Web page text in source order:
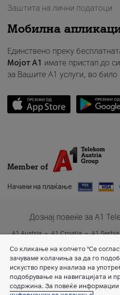
Заштита на лични податоци
Мобилна
Единствено преку
Мојот A1 имате пристап до
за Вашите A1 услуги, во
Member of
Начини на плаќање
Дознај повеќе за A1
A1 Austria A1 Croatia A1 Serbia
Со кликање на копчето "Се
зачуваме колачиња за да го
искуство преку анализа на
подобрување на навигацијата и
содржина. За повеќе информации